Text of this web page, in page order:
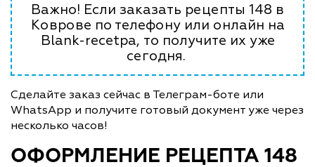
Важно! Если заказать рецепты 148 в
Коврове по телефону или онлайн на
Blank-recetpa, то получите их уже
сегодня.
Сделайте заказ сейчас в Телеграм-боте или
WhatsApp и получите готовый документ уже через
несколько часов!
ОФОРМЛЕНИЕ РЕЦЕПТА 148